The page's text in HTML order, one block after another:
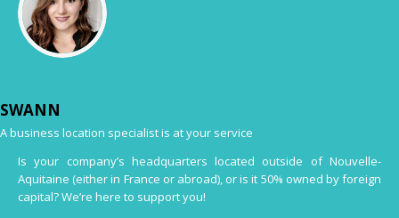
SWANN
A business location specialist is at your service
Is your company’s headquarters located outside of Nouvelle-
Aquitaine (either in France or abroad), or is it 50% owned by foreign
capital? We’re here to support you!